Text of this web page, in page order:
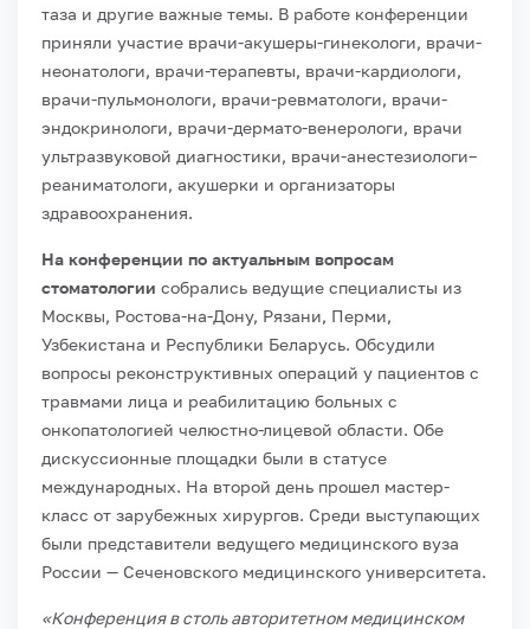
таза и другие важные темы. В работе конференции
приняли участие врачи-акушеры-гинекологи, врачи-
неонатологи, врачи-терапевты, врачи-кардиологи,
врачи-пульмонологи, врачи-ревматологи, врачи-
эндокринологи, врачи-дермато-венерологи, врачи
ультразвуковой диагностики, врачи-анестезиологи–
реаниматологи, акушерки и организаторы
здравоохранения.
На конференции по актуальным вопросам
стоматологии собрались ведущие специалисты из
Москвы, Ростова-на-Дону, Рязани, Перми,
Узбекистана и Республики Беларусь. Обсудили
вопросы реконструктивных операций у пациентов с
травмами лица и реабилитацию больных с
онкопатологией челюстно-лицевой области. Обе
дискуссионные площадки были в статусе
международных. На второй день прошел мастер-
класс от зарубежных хирургов. Среди выступающих
были представители ведущего медицинского вуза
России — Сеченовского медицинского университета.
«Конференция в столь авторитетном медицинском